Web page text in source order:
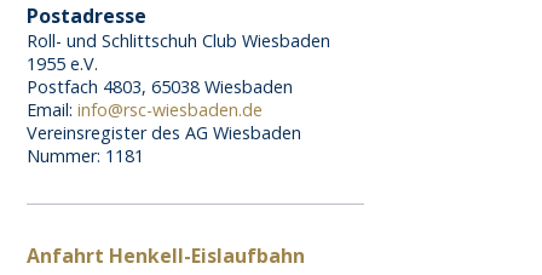
Postadresse
Roll- und Schlittschuh Club Wiesbaden
1955 e.V.
Postfach 4803, 65038 Wiesbaden
Email:info@rsc-wiesbaden.de
Vereinsregister des AG Wiesbaden
Nummer: 1181
Anfahrt Henkell-Eislaufbahn